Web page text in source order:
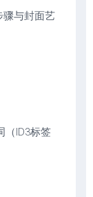
骤与封面艺
（ID3标签